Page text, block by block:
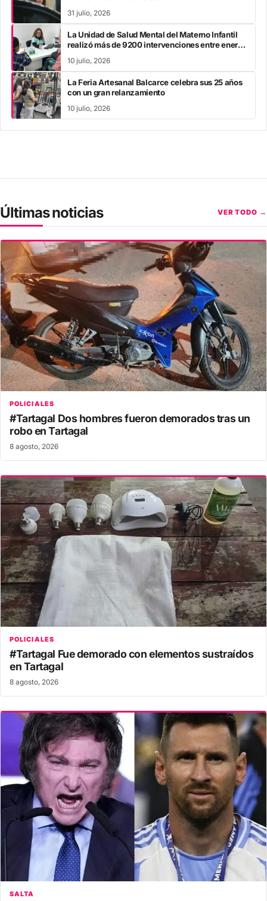
31 julio, 2026
La Unidad de Salud Mental del Materno Infantil
realizó más de 9200 intervenciones entre enero
10 julio, 2026
La Feria Artesanal Balcarce celebra sus 25 años
con un gran relanzamiento
10 julio, 2026
Últimas noticias VER TODO →
POLICIALES
#Tartagal Dos hombres fueron demorados tras un
robo en Tartagal
8 agosto, 2026
POLICIALES
#Tartagal Fue demorado con elementos sustraídos
en Tartagal
8 agosto, 2026
SALTA